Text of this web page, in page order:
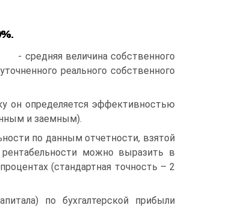
- средняя величина собственного
реального собственного
он определяется эффективностью
и заемным).
по данным отчетности, взятой
можно выразить в
(стандартная точность – 2
по бухгалтерской прибыли